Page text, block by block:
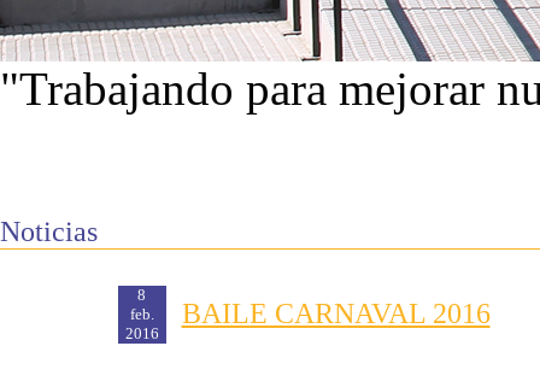
"Trabajando para mejorar
Noticias
8
feb.
2016
BAILE CARNAVAL 2016